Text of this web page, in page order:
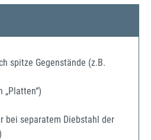
spitze Gegenstände (z.B.
„Platten“)
bei separatem Diebstahl der